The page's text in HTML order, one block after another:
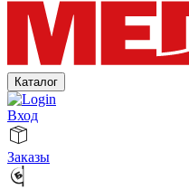
Каталог
Вход
Заказы